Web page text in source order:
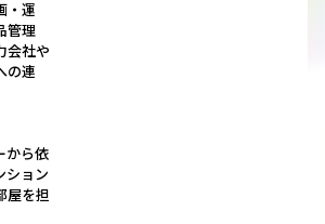
・運
管理
会社や
の連
から依
ション
屋を担